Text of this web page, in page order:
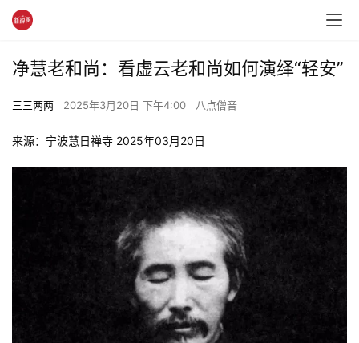
净慧老和尚：看虚云老和尚如何演绎“轻安”
三三两两 2025年3月20日 下午4:00 八点僧音
来源：宁波慧日禅寺 2025年03月20日